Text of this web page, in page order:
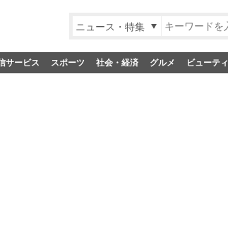
ニュース・特集
サービス スポーツ 社会・経済 グルメ ビューティ